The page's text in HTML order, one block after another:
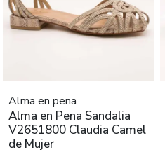
Alma en pena
Alma en Pena Sandalia
V2651800 Claudia Camel
de Mujer